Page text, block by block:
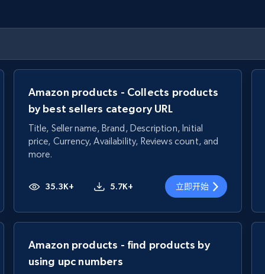
Amazon products - Collects products
by best sellers category URL
Title, Seller name, Brand, Description, Initial
price, Currency, Availability, Reviews count, and
more.
35.3K+ 5.7K+ 立即开始
Amazon products - find products by
using upc numbers